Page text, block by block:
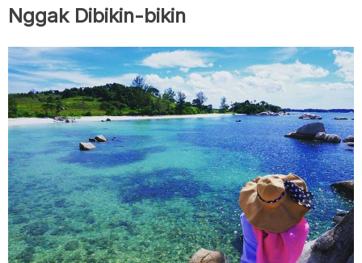
Nggak Dibikin-bikin